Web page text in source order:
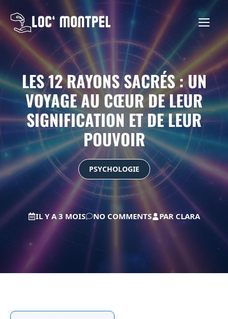
au
contenu
LES 12 RAYONS SACRÉS : UN
VOYAGE AU CŒUR DE LEUR
SIGNIFICATION ET DE LEUR
POUVOIR
PSYCHOLOGIE
IL Y A 3 MOIS NO COMMENTS PAR CLARA